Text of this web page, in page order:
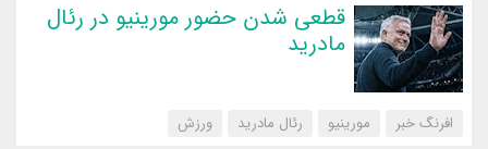
قطعی شدن حضور مورینیو در رئال
مادرید
افرنگ خبر مورینیو رئال مادرید ‌ورزش